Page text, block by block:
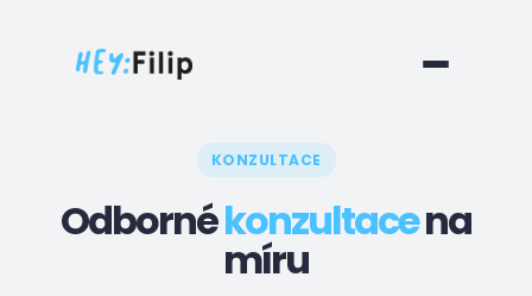
Konzultace
KONZULTACE
Odbornékonzultacena
míru